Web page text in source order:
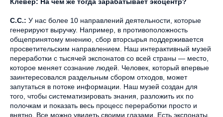
Клевер: На чем же тогда зарабатывает экоцентр?
С.С.: У нас более 10 направлений деятельности, которые
генерируют выручку. Например, в противоположность
общепринятому мнению, сбор вторсырья поддерживается
просветительским направлением. Наш интерактивный музей
переработки с тысячей экспонатов со всей страны — место,
которое меняет сознание людей. Человек, который впервые
заинтересовался раздельным сбором отходов, может
запутаться в потоке информации. Наш музей создан для
того, чтобы систематизировать знания, разложить их по
полочкам и показать весь процесс переработки просто и
внятно. Все можно увидеть своими глазами. Есть экспонаты,